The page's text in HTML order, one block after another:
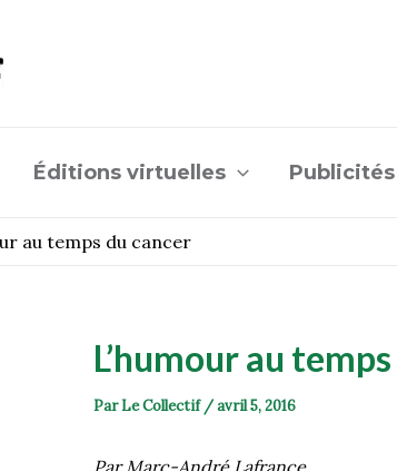
Éditions virtuelles
au temps du cancer
L’humour au
ParLe Collectif /avril 5, 2016
Par Marc-André Lafrance